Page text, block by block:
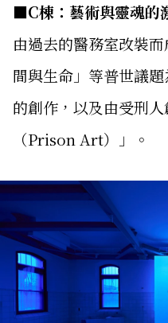
■C棟：藝術與靈魂的
由過去的醫務室改裝
間與生命」等普世議
的創作，以及由受刑
（Prison Art）」。